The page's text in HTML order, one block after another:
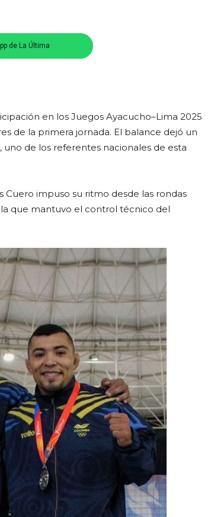
de La Última
en los Juegos Ayacucho–Lima 2025
de la primera jornada. El balance dejó un
de los referentes nacionales de esta
Cuero impuso su ritmo desde las rondas
que mantuvo el control técnico del